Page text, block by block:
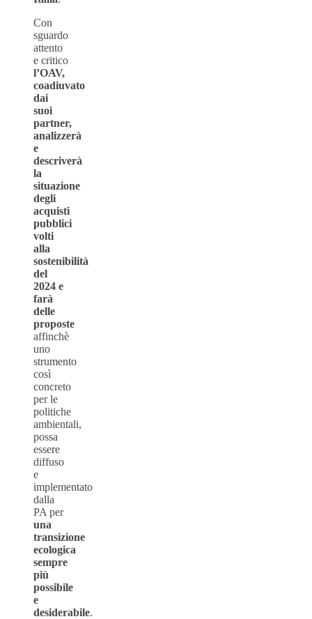
Con
sguardo
attento
e critico
l’OAV,
coadiuvato
dai
suoi
partner,
analizzerà
e
descriverà
la
situazione
degli
acquisti
pubblici
volti
alla
sostenibilità
del
2024 e
farà
delle
proposte
affinchè
uno
strumento
così
concreto
per le
politiche
ambientali,
possa
essere
diffuso
e
implementato
dalla
PA per
una
transizione
ecologica
sempre
più
possibile
e
desiderabile.